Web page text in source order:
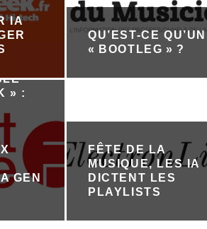
IA
QU’EST-CE QU’UN
« BOOTLEG » ?
» :
GEN
FÊTE DE LA
MUSIQUE, LES IA
DICTENT LES
PLAYLISTS